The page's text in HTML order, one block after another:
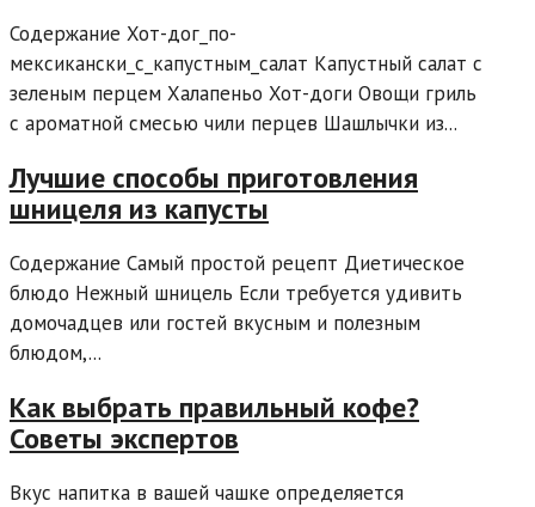
Содержание Хот-дог_по-
мексикански_с_капустным_салат Капустный салат с
зеленым перцем Халапеньо Хот-доги Овощи гриль
с ароматной смесью чили перцев Шашлычки из...
Лучшие способы приготовления
шницеля из капусты
Содержание Самый простой рецепт Диетическое
блюдо Нежный шницель Если требуется удивить
домочадцев или гостей вкусным и полезным
блюдом,...
Как выбрать правильный кофе?
Советы экспертов
Вкус напитка в вашей чашке определяется